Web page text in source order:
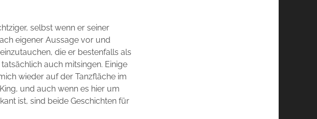
selbst wenn er seiner
eigener Aussage vor und
die er bestenfalls als
auch mitsingen. Einige
wieder auf der Tanzfläche im
und auch wenn es hier um
ist, sind beide Geschichten für